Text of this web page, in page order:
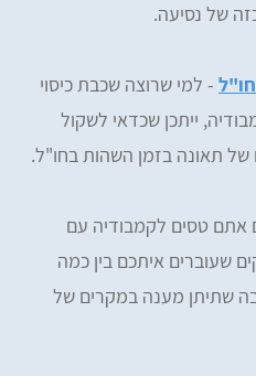
של נסיעה.
- למי שרוצה שכבת כיסוי
ייתכן שכדאי לשקול
תאונה בזמן השהות בחו"ל.
אתם טסים לקמבודיה עם
שעוברים איתכם בין כמה
שתיתן מענה במקרים של